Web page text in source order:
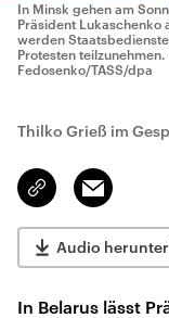
In Minsk gehen am
Präsident Lukaschenko
werden
Protesten teilzunehmen.
Fedosenko/TASS/dpa
Thilko Grieß im
Link
kopieren/teilen
Email
Audio
In Belarus lässt